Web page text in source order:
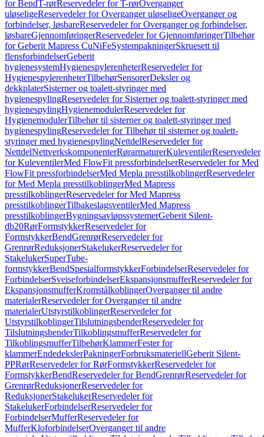
for BendT-rørReservedeler for T-rørOverganger
uløseligeReservedeler for Overganger uløseligeOverganger og
forbindelser, løsbareReservedeler for Overganger og forbindelser,
løsbareGjennomføringerReservedeler for GjennomføringerTilbehør
for Geberit Mapress CuNiFeSystempakningerSkruesett til
flensforbindelserGeberit
hygienesystemHygienespylerenheterReservedeler for
HygienespylerenheterTilbehørSensorerDeksler og
dekkplaterSisterner og toalett-styringer med
hygienespylingReservedeler for Sisterner og toalett-styringer med
hygienespylingHygienemodulerReservedeler for
HygienemodulerTilbehør til sisterner og toalett-styringer med
hygienespylingReservedeler for Tilbehør til sisterner og toalett-
styringer med hygienespylingNettdelReservedeler for
NettdelNettverkskomponenterRørarmaturerKuleventilerReservedeler
for KuleventilerMed FlowFit pressforbindelserReservedeler for Med
FlowFit pressforbindelserMed Mepla presstilkoblingerReservedeler
for Med Mepla presstilkoblingerMed Mapress
presstilkoblingerReservedeler for Med Mapress
presstilkoblingerTilbakeslagsventilerMed Mapress
presstilkoblingerBygningsavløpssystemerGeberit Silent-
db20RørFormstykkerReservedeler for
FormstykkerBendGrenrørReservedeler for
GrenrørReduksjonerStakelukerReservedeler for
StakelukerSuperTube-
formstykkerBendSpesialformstykkerForbindelserReservedeler for
ForbindelserSveiseforbindelserEkspansjonsmufferReservedeler for
EkspansjonsmufferKromstålkoblingerOverganger til andre
materialerReservedeler for Overganger til andre
materialerUtstyrstilkoblingerReservedeler for
UtstyrstilkoblingerTilslutningsbenderReservedeler for
TilslutningsbenderTilkoblingsmufferReservedeler for
TilkoblingsmufferTilbehørKlammerFester for
klammerEndedekslerPakningerForbruksmateriellGeberit Silent-
PPRørReservedeler for RørFormstykkerReservedeler for
FormstykkerBendReservedeler for BendGrenrørReservedeler for
GrenrørReduksjonerReservedeler for
ReduksjonerStakelukerReservedeler for
StakelukerForbindelserReservedeler for
ForbindelserMufferReservedeler for
MufferKloforbindelserOverganger til andre